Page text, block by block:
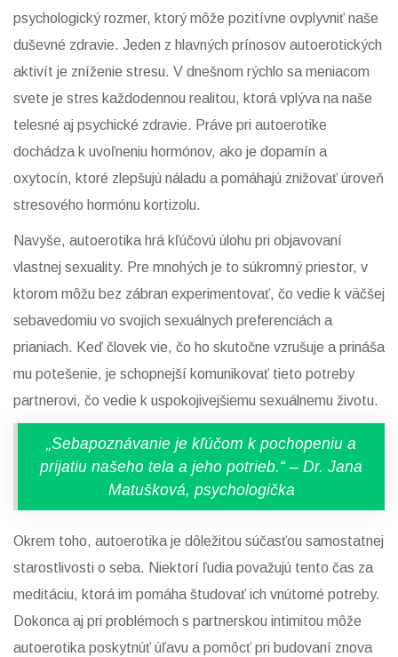
psychologický rozmer, ktorý môže pozitívne ovplyvniť naše
duševné zdravie. Jeden z hlavných prínosov autoerotických
aktivít je zníženie stresu. V dnešnom rýchlo sa meniacom
svete je stres každodennou realitou, ktorá vplýva na naše
telesné aj psychické zdravie. Práve pri autoerotike
dochádza k uvoľneniu hormónov, ako je dopamín a
oxytocín, ktoré zlepšujú náladu a pomáhajú znižovať úroveň
stresového hormónu kortizolu.
Navyše, autoerotika hrá kľúčovú úlohu pri objavovaní
vlastnej sexuality. Pre mnohých je to súkromný priestor, v
ktorom môžu bez zábran experimentovať, čo vedie k väčšej
sebavedomiu vo svojich sexuálnych preferenciách a
prianiach. Keď človek vie, čo ho skutočne vzrušuje a prináša
mu potešenie, je schopnejší komunikovať tieto potreby
partnerovi, čo vedie k uspokojivejšiemu sexuálnemu životu.
„Sebapoznávanie je kľúčom k pochopeniu a
prijatiu našeho tela a jeho potrieb.“ – Dr. Jana
Matušková, psychologička
Okrem toho, autoerotika je dôležitou súčasťou samostatnej
starostlivosti o seba. Niektorí ľudia považujú tento čas za
meditáciu, ktorá im pomáha študovať ich vnútorné potreby.
Dokonca aj pri problémoch s partnerskou intimitou môže
autoerotika poskytnúť úľavu a pomôcť pri budovaní znova